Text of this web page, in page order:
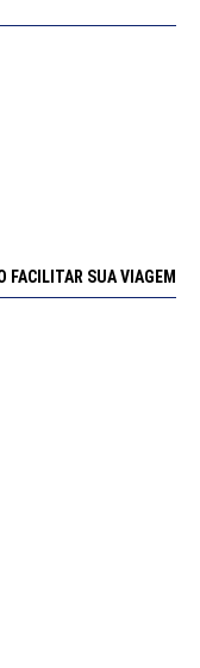
FACILITAR SUA VIAGEM